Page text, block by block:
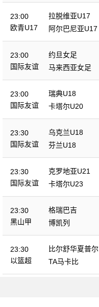
23:00
欧青U17
拉脱维亚U17
阿尔巴尼亚U17
23:00
国际友谊
约旦女足
马来西亚女足
23:00
国际友谊
瑞典U18
卡塔尔U20
23:30
国际友谊
乌克兰U18
芬兰U18
23:30
国际友谊
克罗地亚U21
卡塔尔U23
23:30
黑山甲
格瑞巴吉
博凯列
23:30
以篮超
比尔舒华夏普尔
TA马卡比